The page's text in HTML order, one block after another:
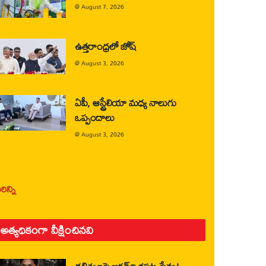
@August 7, 2026
ఉత్తరాంధ్రలో జోష్
@August 3, 2026
ఏపీ, ఆస్ట్రేలియా మధ్య నాలుగు
ఒప్పందాలు
@August 3, 2026
అత్యధికంగా వీక్షించినవి